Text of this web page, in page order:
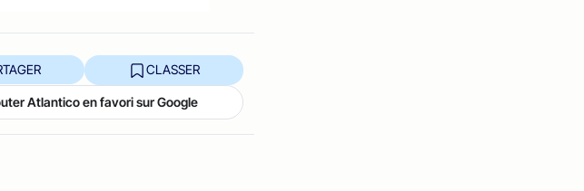
CLASSER
Atlantico en favori sur Google